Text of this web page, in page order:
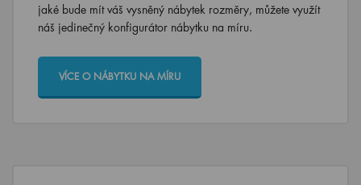
jaké bude mít váš vysněný nábytek rozměry, můžete využít
náš jedinečný konfigurátor nábytku na míru.
VÍCE O NÁBYTKU NA MÍRU